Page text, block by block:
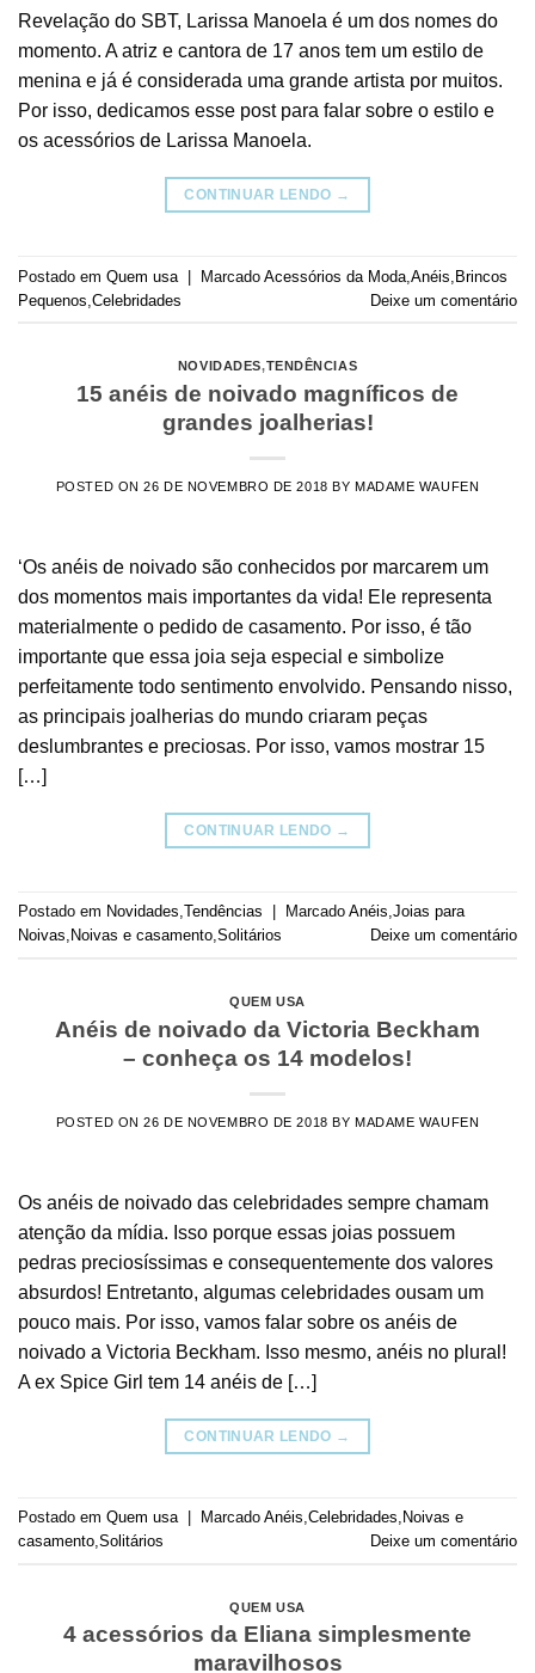
Revelação do SBT, Larissa Manoela é um dos nomes do
momento. A atriz e cantora de 17 anos tem um estilo de
menina e já é considerada uma grande artista por muitos.
Por isso, dedicamos esse post para falar sobre o estilo e
os acessórios de Larissa Manoela.
CONTINUAR LENDO →
Postado em Quem usa | Marcado Acessórios da Moda Anéis Brincos
Pequenos Celebridades Deixe um comentário
NOVIDADES,TENDÊNCIAS
15 anéis de noivado magníficos de
grandes joalherias!
POSTED ON26 DE NOVEMBRO DE 2018 BY MADAME WAUFEN
‘Os anéis de noivado são conhecidos por marcarem um
dos momentos mais importantes da vida! Ele representa
materialmente o pedido de casamento. Por isso, é tão
importante que essa joia seja especial e simbolize
perfeitamente todo sentimento envolvido. Pensando nisso,
as principais joalherias do mundo criaram peças
deslumbrantes e preciosas. Por isso, vamos mostrar 15
[…]
CONTINUAR LENDO →
Postado em Novidades,Tendências Marcado Anéis,Joias para
Noivas, Noivas e casamento,Solitários Deixe um comentário
QUEM USA
Anéis de noivado da Victoria Beckham
– conheça os 14 modelos!
POSTED ON26 DE NOVEMBRO DE 2018 BY MADAME WAUFEN
Os anéis de noivado das celebridades sempre chamam
atenção da mídia. Isso porque essas joias possuem
pedras preciosíssimas e consequentemente dos valores
absurdos! Entretanto, algumas celebridades ousam um
pouco mais. Por isso, vamos falar sobre os anéis de
noivado a Victoria Beckham. Isso mesmo, anéis no plural!
A ex Spice Girl tem 14 anéis de […]
CONTINUAR LENDO →
Postado em Quem usa Marcado Anéis Celebridades Noivas e
casamento Solitários Deixe um comentário
QUEM USA
4 acessórios da Eliana simplesmente
maravilhosos